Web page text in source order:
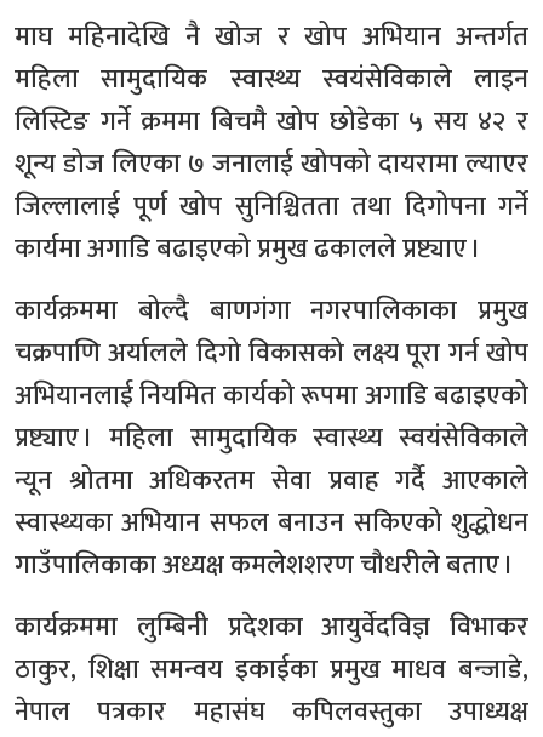
माघ महिनादेखि नै खोज र खोप अभियान अन्तर्गत
महिला सामुदायिक स्वास्थ्य स्वयंसेविकाले लाइन
लिस्टिङ गर्ने क्रममा बिचमै खोप छोडेका ५ सय ४२ र
शून्य डोज लिएका ७ जनालाई खोपको दायरामा ल्याएर
जिल्लालाई पूर्ण खोप सुनिश्चितता तथा दिगोपना गर्ने
कार्यमा अगाडि बढाइएको प्रमुख ढकालले प्रष्ट्याए ।
कार्यक्रममा बोल्दै बाणगंगा नगरपालिकाका प्रमुख
चक्रपाणि अर्यालले दिगो विकासको लक्ष्य पूरा गर्न खोप
अभियानलाई नियमित कार्यको रूपमा अगाडि बढाइएको
प्रष्ट्याए । महिला सामुदायिक स्वास्थ्य स्वयंसेविकाले
न्यून श्रोतमा अधिकरतम सेवा प्रवाह गर्दै आएकाले
स्वास्थ्यका अभियान सफल बनाउन सकिएको शुद्धोधन
गाउँपालिकाका अध्यक्ष कमलेशशरण चौधरीले बताए ।
कार्यक्रममा लुम्बिनी प्रदेशका आयुर्वेदविज्ञ विभाकर
ठाकुर, शिक्षा समन्वय इकाईका प्रमुख माधव बन्जाडे,
नेपाल पत्रकार महासंघ कपिलवस्तुका उपाध्यक्ष